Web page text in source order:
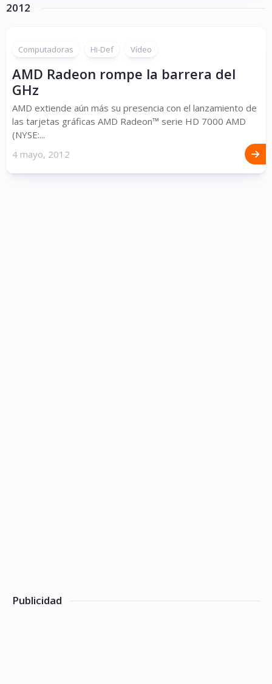
2012
Computadoras Hi-Def Vídeo
AMD Radeon rompe la barrera del
GHz
AMD extiende aún más su presencia con el lanzamiento de
las tarjetas gráficas AMD Radeon™ serie HD 7000 AMD
(NYSE:...
4 mayo, 2012
Publicidad